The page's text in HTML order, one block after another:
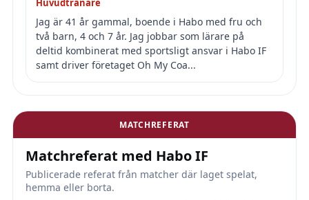
Huvudtränare
Jag är 41 år gammal, boende i Habo med fru och
två barn, 4 och 7 år. Jag jobbar som lärare på
deltid kombinerat med sportsligt ansvar i Habo IF
samt driver företaget Oh My Coa...
MATCHREFERAT
Matchreferat med Habo IF
Publicerade referat från matcher där laget spelat,
hemma eller borta.